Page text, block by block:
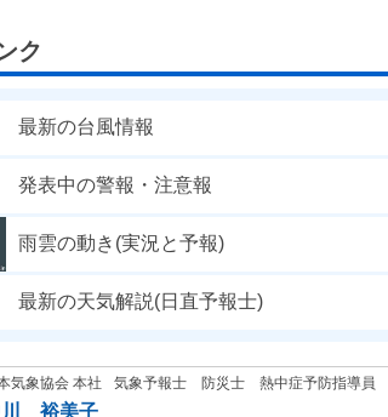
ク
最新の台風情報
発表中の警報・注意報
雨雲の動き(実況と予報)
最新の天気解説(日直予報士)
気象協会 本社 気象予報士 防災士 熱中症予防指導員
川 裕美子